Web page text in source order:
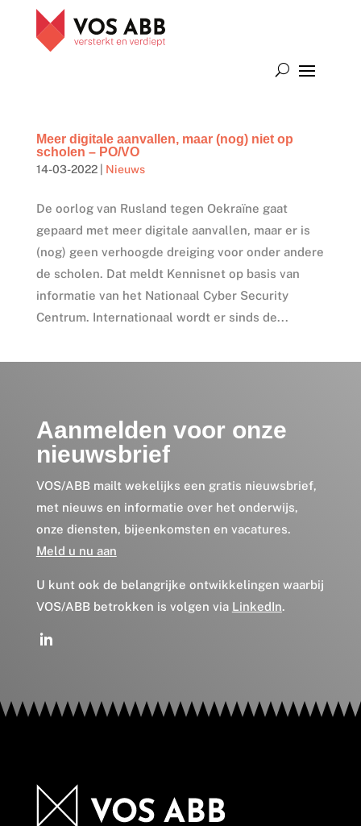
Meer digitale aanvallen, maar (nog) niet op
scholen – PO/VO
14-03-2022| Nieuws
De oorlog van Rusland tegen Oekraïne gaat
gepaard met meer digitale aanvallen, maar er is
(nog) geen verhoogde dreiging voor onder andere
de scholen. Dat meldt Kennisnet op basis van
informatie van het Nationaal Cyber Security
Centrum. Internationaal wordt er sinds de...
Aanmelden voor onze
nieuwsbrief
VOS/ABB mailt wekelijks een gratis nieuwsbrief,
met nieuws en informatie over het onderwijs,
onze diensten, bijeenkomsten en vacatures.
Meld u nu aan
U kunt ook de belangrijke ontwikkelingen waarbij
VOS/ABB betrokken is volgen via LinkedIn.